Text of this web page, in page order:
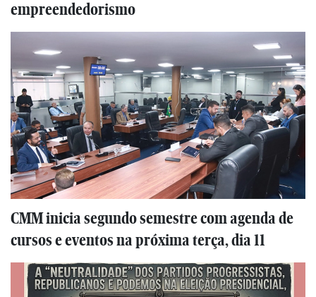
empreendedorismo
CMM inicia segundo semestre com agenda de
cursos e eventos na próxima terça, dia 11